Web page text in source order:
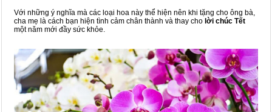
Với những ý nghĩa mà các loại hoa này thể hiện nên khi tặng cho ông bà,
cha mẹ là cách bạn hiện tình cảm chân thành và thay cho lời chúc Tết
một năm mới đầy sức khỏe.